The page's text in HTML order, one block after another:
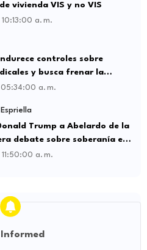
vivienda VIS y no VIS
a. m.
controles sobre
y busca frenar la
laboral ilegal
a. m.
Trump a Abelardo de la
debate sobre soberanía e
a. m.